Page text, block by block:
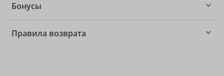
Бонусы
Правила возврата